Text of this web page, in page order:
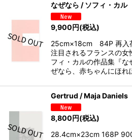
なぜなら / ソフィ・カル
9,900円(税込)
25cm×18cm 84P 再入
注目されるフランスの女
フィ・カルの作品集『
ぜなら、赤ちゃんにほ
Gertrud / Maja Daniels
8,800円(税込)
28.4cm×23cm 168P